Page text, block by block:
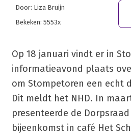
Door: Liza Bruijn
Bekeken: 5553x
Op 18 januari vindt er in
informatieavond plaats
om Stompetoren een echt
Dit meldt het NHD. In
presenteerde de
bijeenkomst in café Het